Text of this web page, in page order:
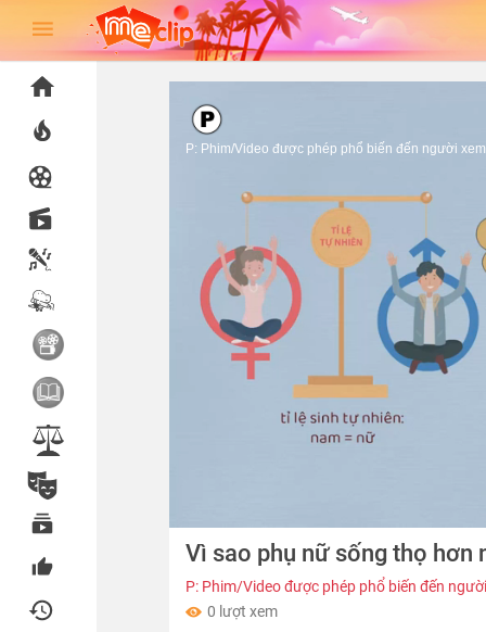
Volume
0%
P: Phim/Video được phép phổ biến đến người
Vì sao phụ nữ sống thọ hơn
P: Phim/Video được phép phổ biến đến
0 lượt xem